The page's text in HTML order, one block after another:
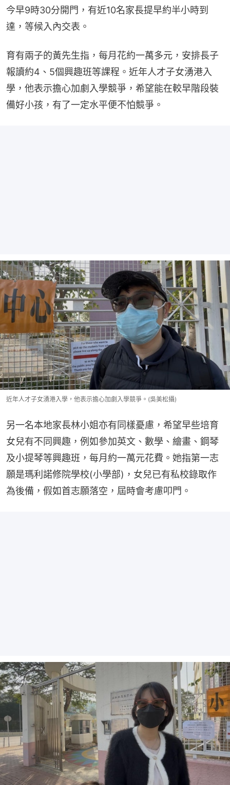
今早9時30分開門，有近10名家長提早約半小時到
達，等候入內交表。
育有兩子的黃先生指，每月花約一萬多元，安排長子
報讀約4、5個興趣班等課程。近年人才子女湧港入
學，他表示擔心加劇入學競爭，希望能在較早階段裝
備好小孩，有了一定水平便不怕競爭。
近年人才子女湧港入學，他表示擔心加劇入學競爭。(吳美松攝)
另一名本地家長林小姐亦有同樣憂慮，希望早些培育
女兒有不同興趣，例如參加英文、數學、繪畫、鋼琴
及小提琴等興趣班，每月約一萬元花費。她指第一志
願是瑪利諾修院學校(小學部)，女兒已有私校錄取作
為後備，假如首志願落空，屆時會考慮叩門。